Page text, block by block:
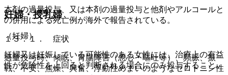
本剤の過量投与、又は本剤の過量投与と他剤やアルコールと
の併用による死亡例が海外で報告されている。
１３．１． 症状
過量投与時、傾眠、胃腸障害（悪心・嘔吐等）、頻脈、振
戦、不安、焦燥、興奮、浮動性めまいのようなセロトニン性
妊婦・授乳婦
（妊婦）
妊婦又は妊娠している可能性のある女性には、治療上の有益
性が危険性を上回ると判断される場合にのみ投与すること。